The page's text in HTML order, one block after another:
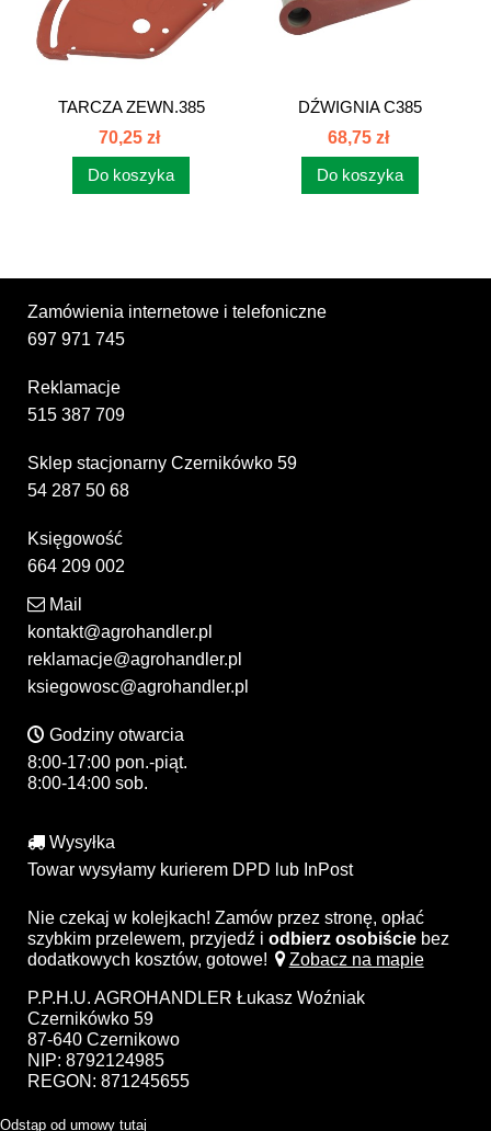
TARCZA ZEWN.385
80402082 80402170
70,25 zł
Do koszyka
DŹWIGNIA C385
80402190
68,75 zł
Do koszyka
Zamówienia internetowe i telefoniczne
697 971 745
Reklamacje
515 387 709
Sklep stacjonarny Czernikówko 59
54 287 50 68
Księgowość
664 209 002
Mail
kontakt@agrohandler.pl
reklamacje@agrohandler.pl
ksiegowosc@agrohandler.pl
Godziny otwarcia
8:00-17:00 pon.-piąt.
8:00-14:00 sob.
Wysyłka
Towar wysyłamy kurierem DPD lub InPost
Nie czekaj w kolejkach! Zamów przez stronę, opłać
szybkim przelewem, przyjedź i odbierz osobiście bez
dodatkowych kosztów, gotowe!
Zobacz na mapie
P.P.H.U. AGROHANDLER Łukasz Woźniak
Czernikówko 59
87-640 Czernikowo
NIP: 8792124985
REGON: 871245655
Odstąp od umowy tutaj